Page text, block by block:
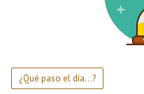
¿Qué paso el día...?